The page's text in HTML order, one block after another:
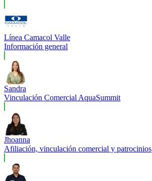
Línea Camacol Valle
Información general
Sandra
Vinculación Comercial AquaSummit
Jhoanna
Afiliación, vinculación comercial y patrocinios